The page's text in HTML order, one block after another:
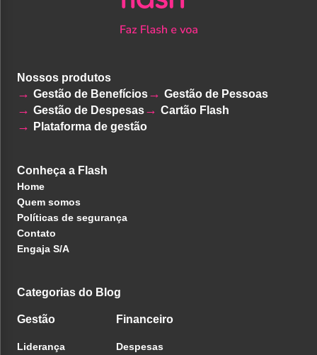
Nossos produtos
Gestão de Benefícios
Gestão de Pessoas
Gestão de Despesas
Cartão Flash
Plataforma de gestão
Conheça a Flash
Home
Quem somos
Políticas de segurança
Contato
Engaja S/A
Categorias do Blog
Gestão
Liderança
Financeiro
Despesas